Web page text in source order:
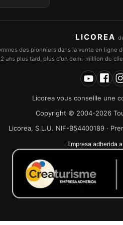
LICOREA
des pionniers dans la vente en ligne
ans plus tard, plus d’un demi-million de
Licorea vous conseille une
Copyright © 2004-2026
Licorea, S.L.U. NIF-B54400189 ·
Empresa adherida